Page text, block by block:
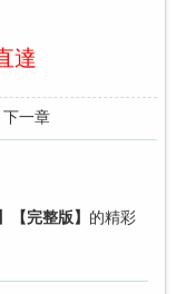
達
下一章
【完整版】 的精彩